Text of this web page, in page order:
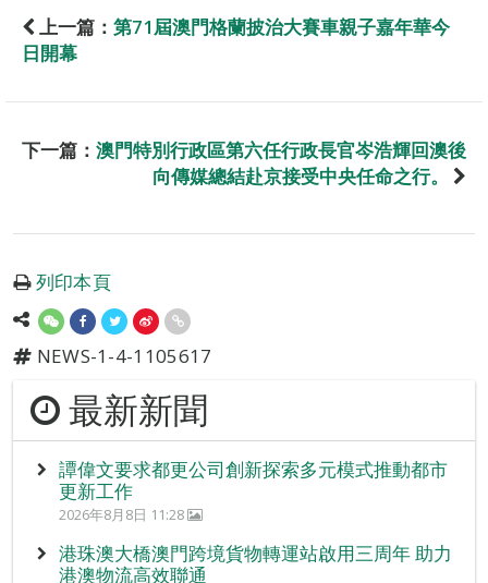
上一篇： 第71屆澳門格蘭披治大賽車親子嘉年華今
日開幕
下一篇： 澳門特別行政區第六任行政長官岑浩輝回澳後
向傳媒總結赴京接受中央任命之行。
列印本頁
NEWS-1-4-1105617
最新新聞
譚偉文要求都更公司創新探索多元模式推動都市
更新工作
2026年8月8日 11:28
港珠澳大橋澳門跨境貨物轉運站啟用三周年 助力
港澳物流高效聯通